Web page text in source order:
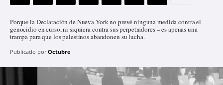
Porque la Declaración de Nueva York no prevé ninguna medida contra el
genocidio en curso, ni siquiera contra sus perpetradores – es apenas una
trampa para que los palestinos abandonen su lucha.
Publicado por Octubre